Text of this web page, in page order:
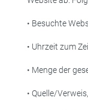
• Besuchte
• Uhrzeit zum
• Menge der
• Quelle/